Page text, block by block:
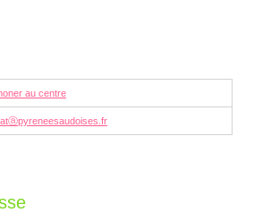
au centre